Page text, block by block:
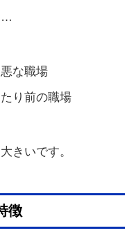
…
な職場
り前の職場
きいです。
徴